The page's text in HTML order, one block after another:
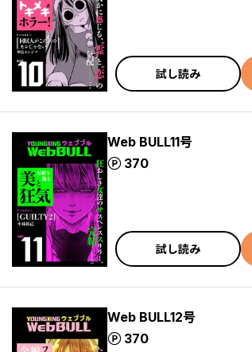
試し読み
Web BULL11号
370
ポイント
試し読み
Web BULL12号
370
ポイント